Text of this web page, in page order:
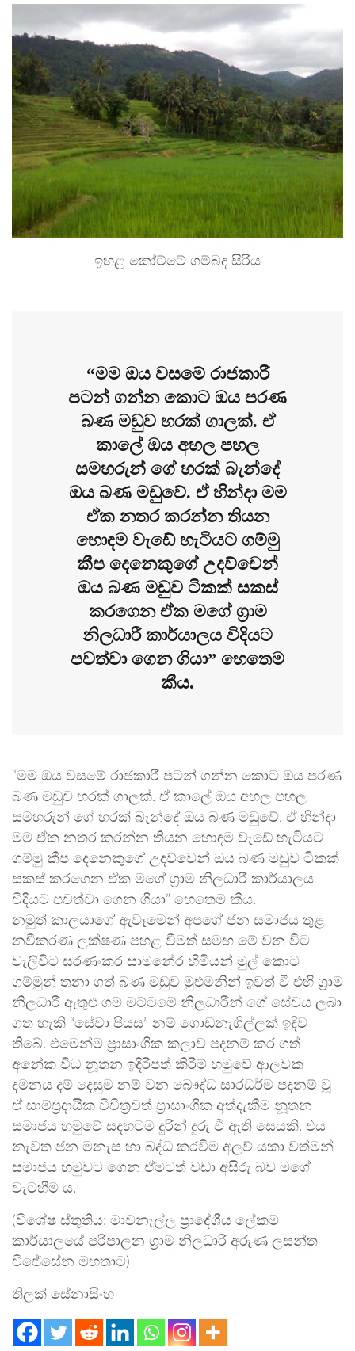
ඉහළ කෝට්ටේ ගම්බද සිරිය
“මම ඔය වසමේ රාජකාරී
පටන් ගන්න කොට ඔය පරණ
බණ මඩුව හරක් ගාලක්. ඒ
කාලේ ඔය අහල පහල
සමහරුන් ගේ හරක් බැන්දේ
ඔය බණ මඩුවේ. ඒ හින්දා මම
ඒක නතර කරන්න තියන
හොඳම වැඩේ හැටියට ගම්මු
කීප දෙනෙකුගේ උදව්වෙන්
ඔය බණ මඩුව ටිකක් සකස්
කරගෙන ඒක මගේ ග්‍රාම
නිලධාරී කාර්යාලය විදියට
පවත්වා ගෙන ගියා” හෙතෙම
කීය.
“මම ඔය වසමේ රාජකාරී පටන් ගන්න කොට ඔය පරණ
බණ මඩුව හරක් ගාලක්. ඒ කාලේ ඔය අහල පහල
සමහරුන් ගේ හරක් බැන්දේ ඔය බණ මඩුවේ. ඒ හින්දා
මම ඒක නතර කරන්න තියන හොඳම වැඩේ හැටියට
ගම්මු කීප දෙනෙකුගේ උදව්වෙන් ඔය බණ මඩුව ටිකක්
සකස් කරගෙන ඒක මගේ ග්‍රාම නිලධාරී කාර්යාලය
විදියට පවත්වා ගෙන ගියා” හෙතෙම කීය.
නමුත් කාලයාගේ ඇවෑමෙන් අපගේ ජන සමාජය තුළ
නවීකරණ ලක්ෂණ පහළ වීමත් සමඟ මේ වන විට
වැලිවිට සරණංකර සාමනේර හිමියන් මුල් කොට
ගම්මුන් තනා ගත් බණ මඩුව මුළුමනින් ඉවත් වී එහි ග්‍රාම
නිලධාරී ඇතුළු ගම් මට්ටමේ නිලධාරීන් ගේ සේවය ලබා
ගත හැකි “සේවා පියස” නම් ගොඩනැගිල්ලක් ඉදිව
තිබේ. එමෙන්ම ප්‍රාසාංගික කලාව පදනම් කර ගත්
අනේක විධ නූතන ඉදිරිපත් කිරීම් හමුවේ ආලවක
දමනය දම් දෙසුම නම් වන බෞද්ධ සාරධර්ම පදනම් වූ
ඒ සාම්ප්‍රදායික විචිත්‍රවත් ප්‍රාසාංගික අත්දැකීම නූතන
සමාජය හමුවේ සදහටම දුරින් දුරු වී ඇති සෙයකි. එය
නැවත ජන මනැස හා බද්ධ කරවීම අලව් යකා වත්මන්
සමාජය හමුවට ගෙන ඒමටත් වඩා අසීරු බව මගේ
වැටහීම ය.
(විශේෂ ස්තුතිය: මාවනැල්ල ප්‍රාදේශීය ලේකම්
කාර්යාලයේ පරිපාලන ග්‍රාම නිලධාරී අරුණ ලසන්ත
විජේසේන මහතාට)
තිලක් සේනාසිංහ